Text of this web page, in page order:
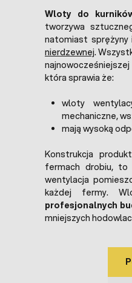
Wloty do
tworzywa
natomiast
nierdzewnej.
najnowocześniejszej
która sprawia że:
wloty
mechaniczne,
mają wysoką
Konstrukcja
fermach drobiu, to
wentylacja
każdej fermy.
profesjonalnych
mniejszych